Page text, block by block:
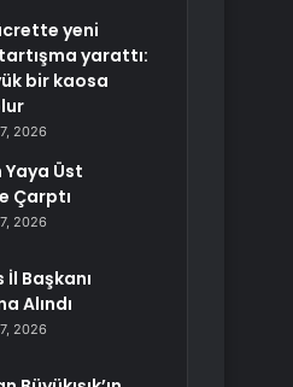
yeni
tartışma yarattı:
bir kaosa
2026
Yaya Üst
Çarptı
2026
İl Başkanı
Alındı
2026